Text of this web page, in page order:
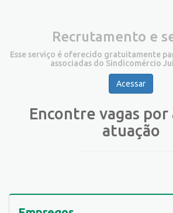
Recrutamento e
Esse serviço é oferecido gratuitamente
associadas do Sindicomércio
Acessar
Encontre vagas por
atuação